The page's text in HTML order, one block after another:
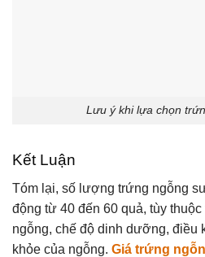
Lưu ý khi lựa chọn
Kết Luận
Tóm lại, số lượng trứng ngỗng
động từ 40 đến 60 quả, tùy
ngỗng, chế độ dinh dưỡng, điều
khỏe của ngỗng. Giá trứng